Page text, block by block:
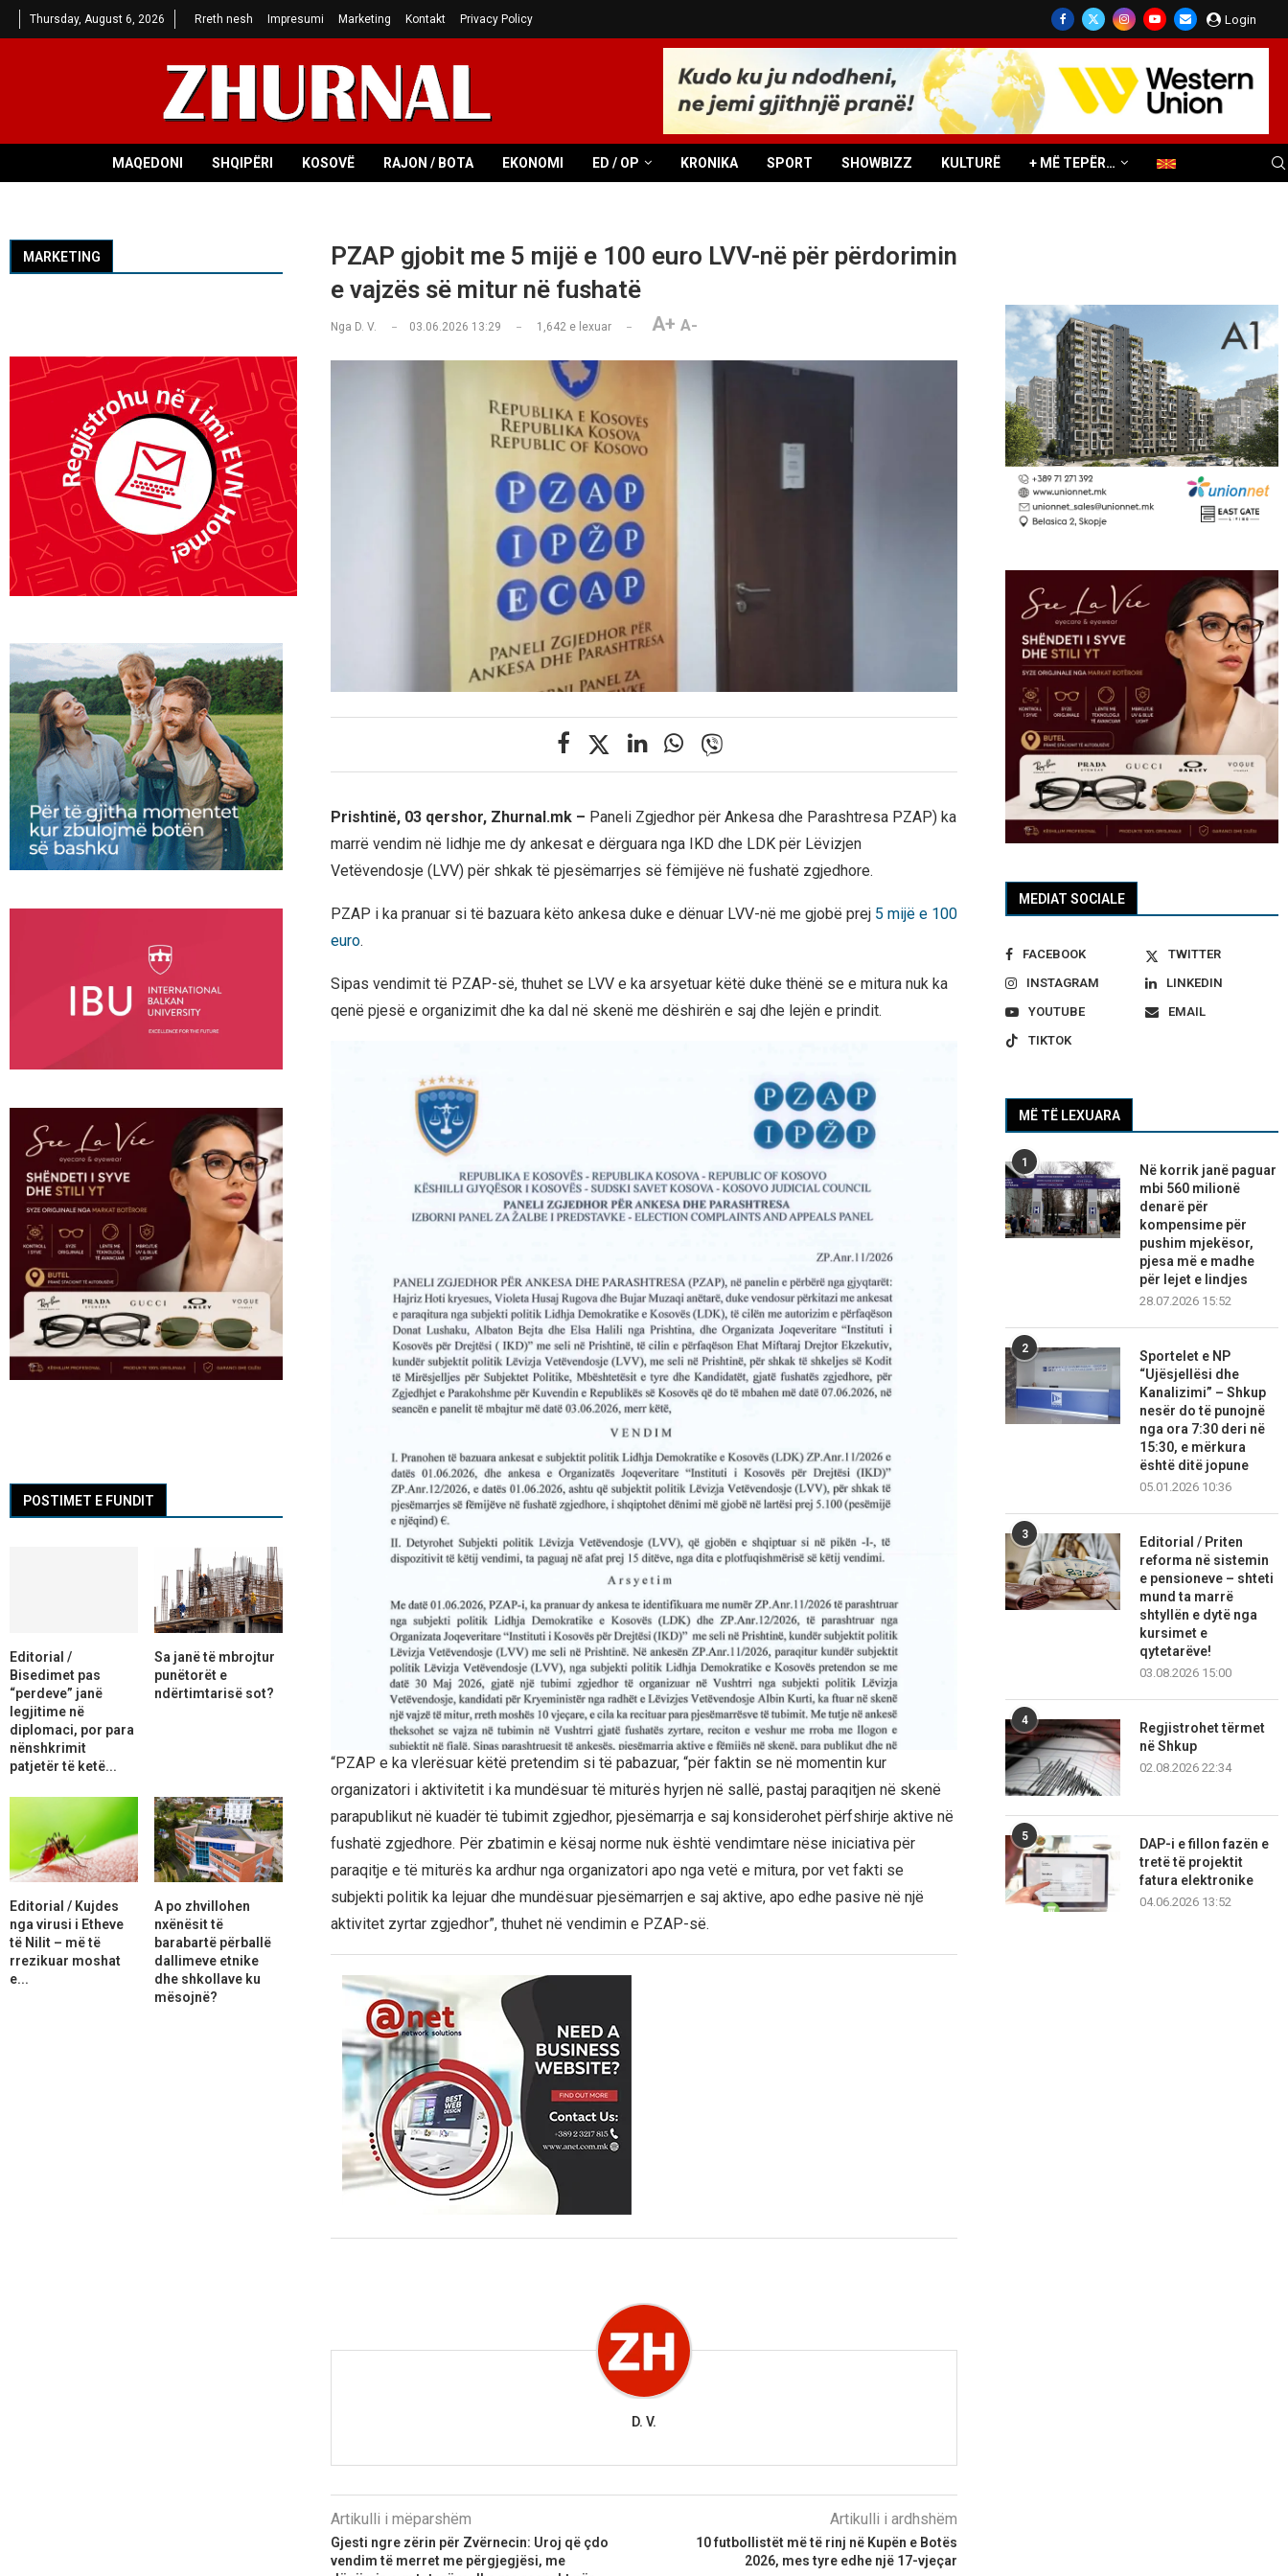
Thursday, August 6, 2026 Rreth nesh Impresumi Marketing Kontakt Privacy Policy Login
MAQEDONI SHQIPËRI KOSOVË RAJON / BOTA EKONOMI ED / OP KRONIKA SPORT SHOWBIZZ KULTURË + MË TEPËR…
PZAP gjobit me 5 mijë e 100 euro LVV-në për përdorimin
e vajzës së mitur në fushatë
Nga D. V. 03.06.2026 13:29 1,642e lexuar A+ A-
Prishtinë, 03 qershor, Zhurnal.mk – Paneli Zgjedhor për Ankesa dhe Parashtresa PZAP) ka
marrë vendim në lidhje me dy ankesat e dërguara nga IKD dhe LDK për Lëvizjen
Vetëvendosje (LVV) për shkak të pjesëmarrjes së fëmijëve në fushatë zgjedhore.
PZAP i ka pranuar si të bazuara këto ankesa duke e dënuar LVV-në me gjobë prej 5 mijë e 100
euro.
Sipas vendimit të PZAP-së, thuhet se LVV e ka arsyetuar këtë duke thënë se e mitura nuk ka
qenë pjesë e organizimit dhe ka dal në skenë me dëshirën e saj dhe lejën e prindit.
“PZAP e ka vlerësuar këtë pretendim si të pabazuar, “për faktin se në momentin kur
organizatori i aktivitetit i ka mundësuar të miturës hyrjen në sallë, pastaj paraqitjen në skenë
parapublikut në kuadër të tubimit zgjedhor, pjesëmarrja e saj konsiderohet përfshirje aktive në
fushatë zgjedhore. Për zbatimin e kësaj norme nuk është vendimtare nëse iniciativa për
paraqitje e të miturës ka ardhur nga organizatori apo nga vetë e mitura, por vet fakti se
subjekti politik ka lejuar dhe mundësuar pjesëmarrjen e saj aktive, apo edhe pasive në një
aktivitet zyrtar zgjedhor”, thuhet në vendimin e PZAP-së.
D. V.
Artikulli i mëparshëm
Gjesti ngre zërin për Zvërnecin: Uroj që çdo
vendim të merret me përgjegjësi, me
Artikulli i ardhshëm
10 futbollistët më të rinj në Kupën e Botës
2026, mes tyre edhe një 17-vjeçar
MEDIAT SOCIALE
FACEBOOK
TWITTER
INSTAGRAM
LINKEDIN
YOUTUBE
EMAIL
TIKTOK
MË TË LEXUARA
1
Në korrik janë paguar
mbi 560 milionë
denarë për
kompensime për
pushim mjekësor,
pjesa më e madhe
për lejet e lindjes
28.07.2026 15:52
2
Sportelet e NP
“Ujësjellësi dhe
Kanalizimi” – Shkup
nesër do të punojnë
nga ora 7:30 deri në
15:30, e mërkura
është ditë jopune
05.01.2026 10:36
3
Editorial / Priten
reforma në sistemin
e pensioneve – shteti
mund ta marrë
shtyllën e dytë nga
kursimet e
qytetarëve!
03.08.2026 15:00
4
Regjistrohet tërmet
në Shkup
02.08.2026 22:34
5
DAP-i e fillon fazën e
tretë të projektit
fatura elektronike
04.06.2026 13:52
MARKETING
POSTIMET E FUNDIT
Editorial /
Bisedimet pas
“perdeve” janë
legjitime në
diplomaci, por para
nënshkrimit
patjetër të ketë...
Sa janë të mbrojtur
punëtorët e
ndërtimtarisë sot?
Editorial / Kujdes
nga virusi i Etheve
të Nilit – më të
rrezikuar moshat
e...
A po zhvillohen
nxënësit të
barabartë përballë
dallimeve etnike
dhe shkollave ku
mësojnë?